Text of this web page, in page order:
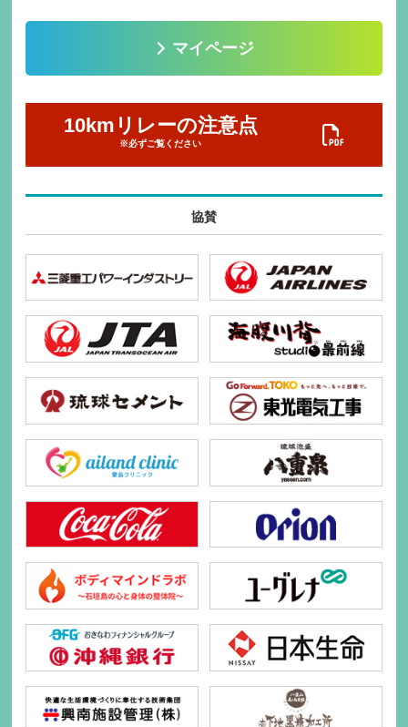
マイページ
10kmリレーの注意点
※必ずご覧ください
協賛